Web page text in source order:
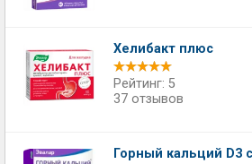
Хелибакт плюс
Рейтинг: 5
37 отзывов
Горный кальций D3